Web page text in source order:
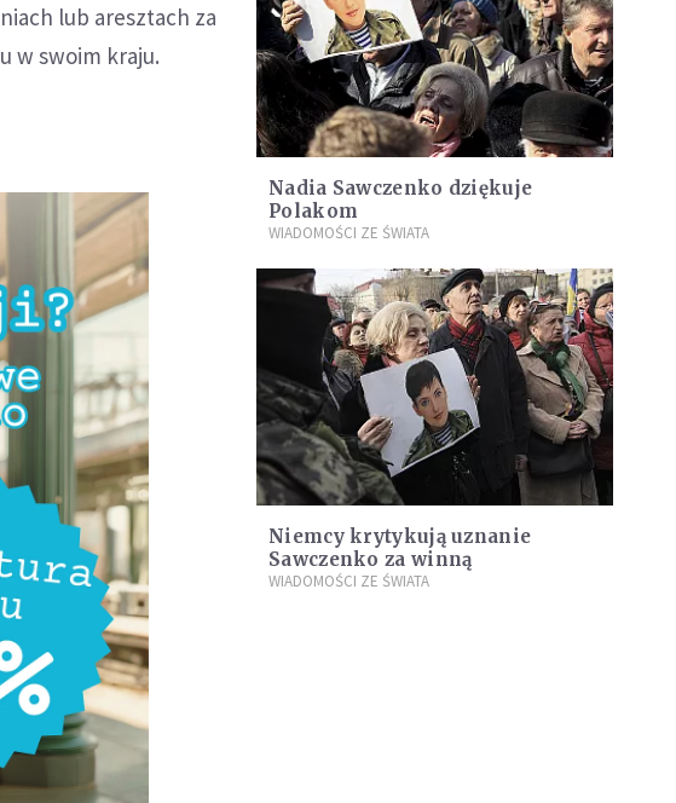
lub aresztach za
w swoim kraju.
Nadia Sawczenko dziękuje
Polakom
WIADOMOŚCI ZE ŚWIATA
Niemcy krytykują uznanie
Sawczenko za winną
WIADOMOŚCI ZE ŚWIATA